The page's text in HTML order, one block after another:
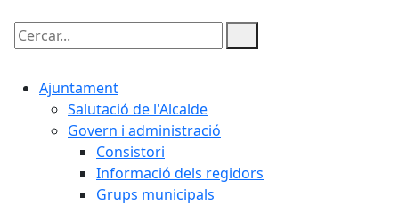
Cercar:
Ajuntament
Salutació de l'Alcalde
Govern i administració
Consistori
Informació dels regidors
Grups municipals